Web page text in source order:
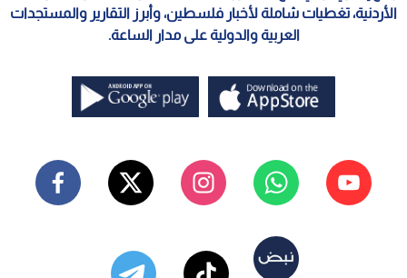
الأردنية، تغطيات شاملة لأخبار فلسطين، وأبرز التقارير والمستجدات
العربية والدولية على مدار الساعة.